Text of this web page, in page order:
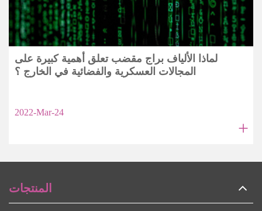
لماذا الألياف براج مقضب تعلق أهمية كبيرة على
المجالات العسكرية والفضائية في الخارج ؟
2022-Mar-24
+
المنتجات